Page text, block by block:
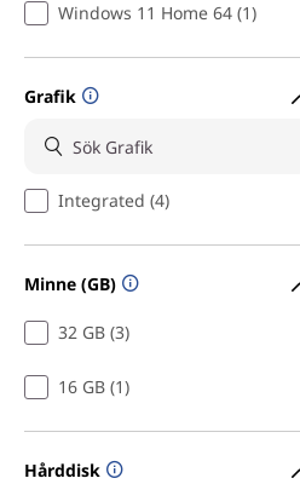
Windows 11 Home 64 (1)
Grafik
Integrated (4)
Minne (GB)
32 GB (3)
16 GB (1)
Hårddisk